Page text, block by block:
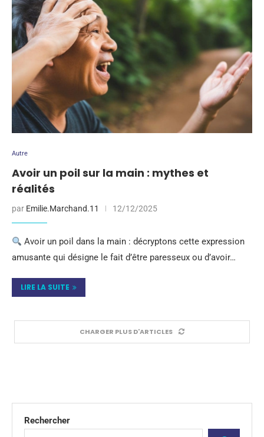
Autre
Avoir un poil sur la main : mythes et
réalités
par Emilie.Marchand.11 12/12/2025
Avoir un poil dans la main : décryptons cette expression
amusante qui désigne le fait d’être paresseux ou d’avoir…
LIRE LA SUITE
CHARGER PLUS D'ARTICLES
Rechercher